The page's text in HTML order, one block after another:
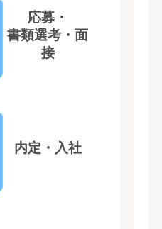
応募・
書類選考・面
接
内定・入社